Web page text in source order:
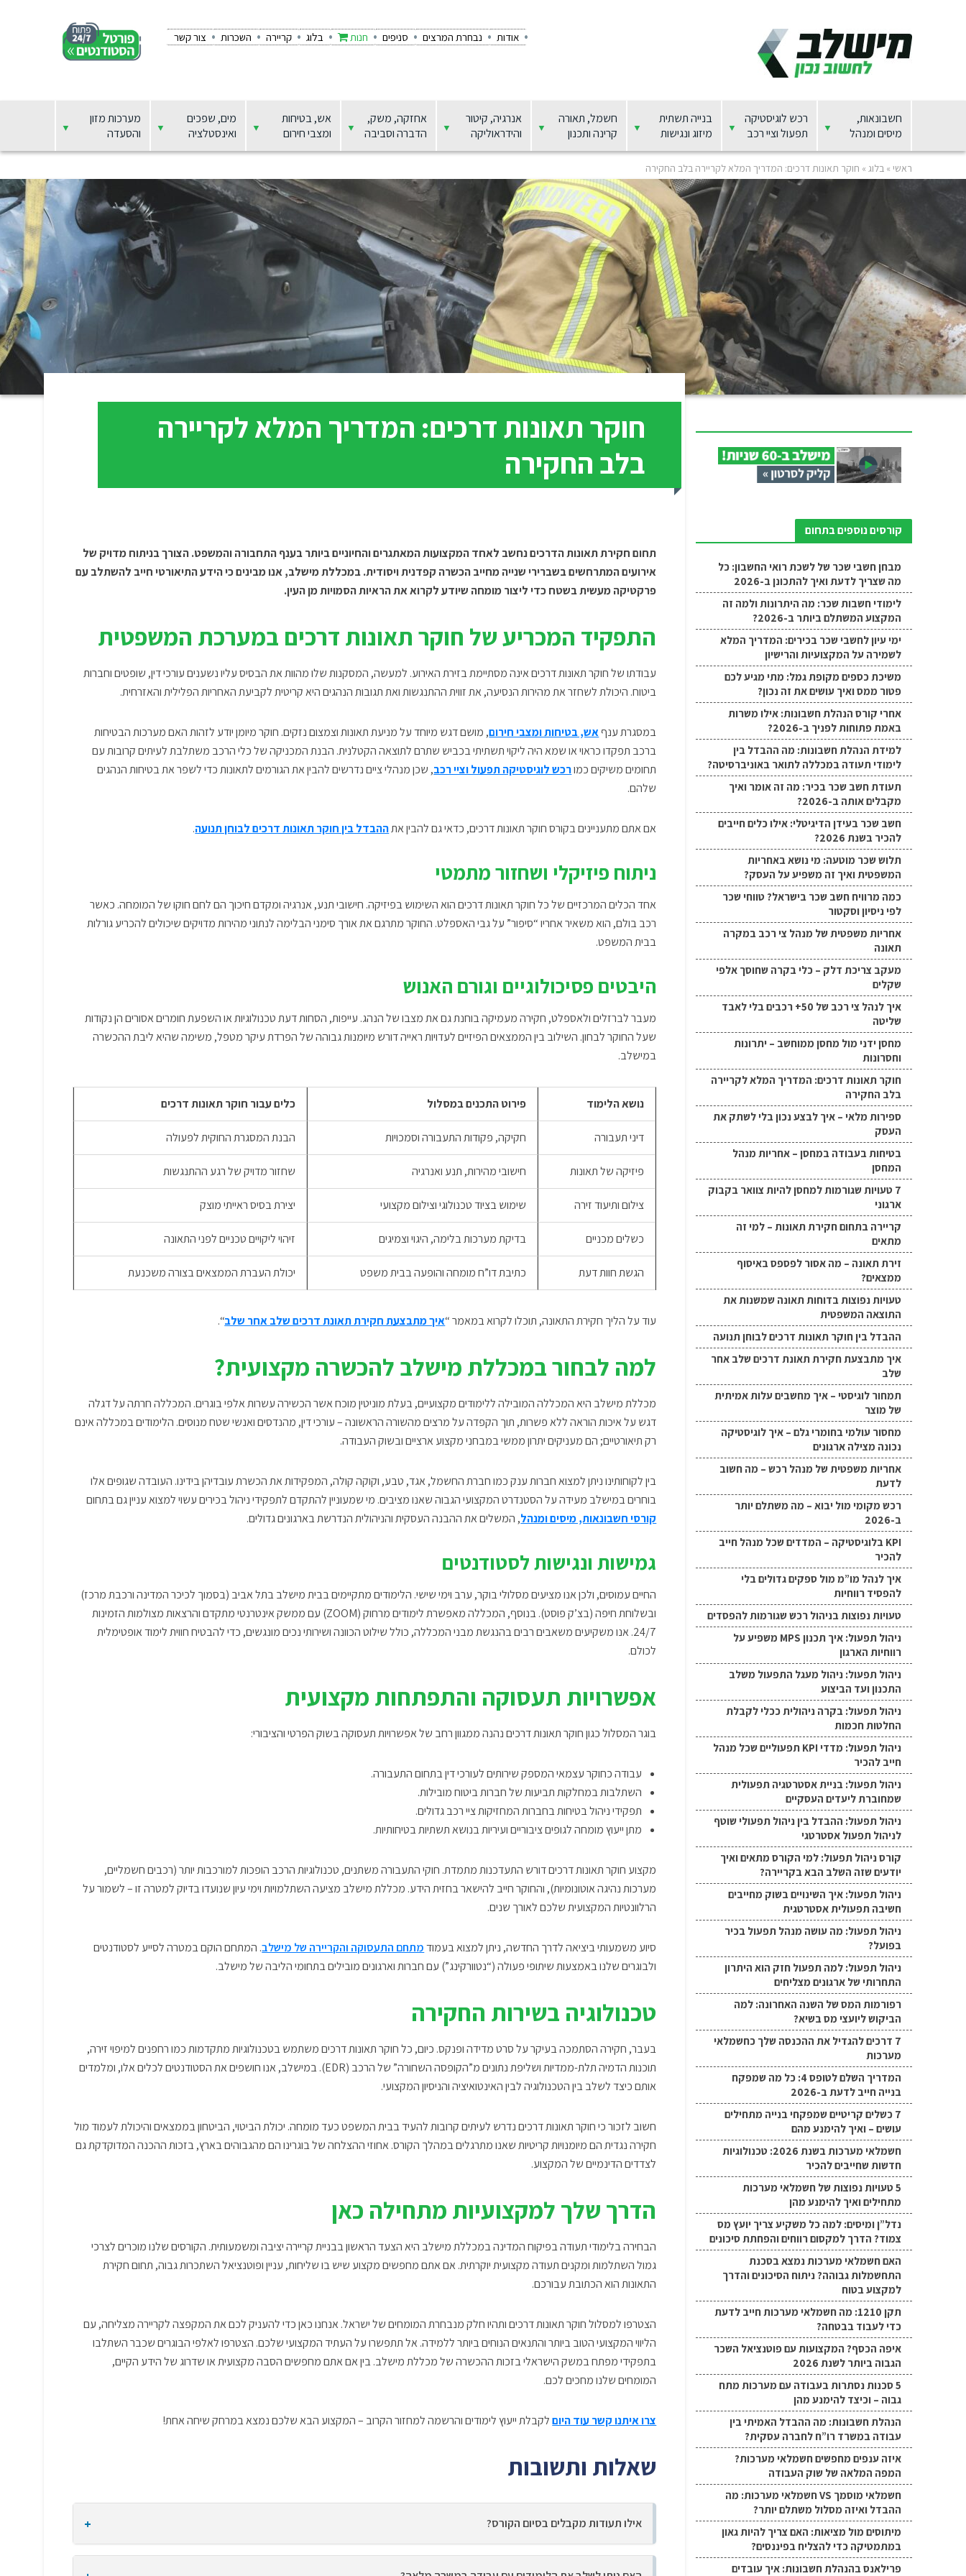
אודות נבחרת המרצים סניפים חנות בלוג קריירה השכרות צור קשר
חשבונאות,
מיסים ומנהל
רכש לוגיסטיקה
תפעול וציי רכב
בנייה תשתית
מיזוג ונגישות
חשמל, תאורה
קרינה ותכנון
אנרגיה, קיטור
והידראוליקה
אחזקה, משק,
הדברה וסביבה
אש, בטיחות
ומצבי חירום
מים, שפכים
ואינסטלציה
מערכות מזון
והסעדה
ראשי »בלוג » חוקר תאונות דרכים: המדריך המלא לקריירה בלב החקירה
קורסים נוספים בתחום
מבחן חשבי שכר של לשכת רואי החשבון: כל
מה שצריך לדעת ואיך להתכונן ב-2026
לימודי חשבות שכר: מה היתרונות ולמה זה
המקצוע המשתלם ביותר ב-2026?
ימי עיון לחשבי שכר בכירים: המדריך המלא
לשמירה על המקצועיות והרישיון
משיכת כספים מקופת גמל: מתי מגיע לכם
פטור ממס ואיך עושים את זה נכון?
אחרי קורס הנהלת חשבונות: אילו משרות
באמת פתוחות לפניך ב-2026?
למידת הנהלת חשבונות: מה ההבדל בין
לימודי תעודה במכללה לתואר באוניברסיטה?
תעודת חשב שכר בכיר: מה זה אומר ואיך
מקבלים אותה ב-2026?
חשב שכר בעידן הדיגיטלי: אילו כלים חייבים
להכיר בשנת 2026?
תלוש שכר מוטעה: מי נושא באחריות
המשפטית ואיך זה משפיע על העסק?
כמה מרוויח חשב שכר בישראל? טווחי שכר
לפי ניסיון וסקטור
אחריות משפטית של מנהל צי רכב במקרה
תאונה
מעקב צריכת דלק – כלי בקרה שחוסך אלפי
שקלים
איך לנהל צי רכב של 50+ רכבים בלי לאבד
שליטה
מחסן ידני מול מחסן ממוחשב – יתרונות
וחסרונות
חוקר תאונות דרכים: המדריך המלא לקריירה
בלב החקירה
ספירות מלאי – איך לבצע נכון בלי לשתק את
העסק
בטיחות בעבודה במחסן – אחריות מנהל
המחסן
7 טעויות שגורמות למחסן להיות צוואר בקבוק
ארגוני
קריירה בתחום חקירת תאונות – למי זה
מתאים
זירת תאונה – מה אסור לפספס באיסוף
ממצאים?
טעויות נפוצות בדוחות תאונה שמשנות את
התוצאה המשפטית
ההבדל בין חוקר תאונות דרכים לבוחן תנועה
איך מתבצעת חקירת תאונת דרכים שלב אחר
שלב
תמחור לוגיסטי – איך מחשבים עלות אמיתית
של מוצר
מחסור עולמי בחומרי גלם – איך לוגיסטיקה
נכונה מצילה ארגונים
אחריות משפטית של מנהל רכש – מה חשוב
לדעת
רכש מקומי מול יבוא – מה משתלם יותר
ב-2026
KPI בלוגיסטיקה – המדדים שכל מנהל חייב
להכיר
איך לנהל מו”מ מול ספקים גדולים בלי
להפסיד רווחיות
טעויות נפוצות בניהול רכש שגורמות להפסדים
ניהול תפעול: איך תכנון MPS משפיע על
רווחיות הארגון
ניהול תפעול: ניהול מעגל התפעול משלב
התכנון ועד הביצוע
ניהול תפעול: בקרה ניהולית ככלי לקבלת
החלטות חכמות
ניהול תפעול: מדדי KPI תפעוליים שכל מנהל
חייב להכיר
ניהול תפעול: בניית אסטרטגיה תפעולית
שמחוברת ליעדים העסקיים
ניהול תפעול: ההבדל בין ניהול תפעולי שוטף
לניהול תפעול אסטרטגי
קורס ניהול תפעול: למי הקורס מתאים ואיך
יודעים שזה השלב הבא בקריירה?
ניהול תפעול: איך השינויים בשוק מחייבים
חשיבה תפעולית אסטרטגית
ניהול תפעול: מה עושה מנהל תפעול בכיר
בפועל?
ניהול תפעול: למה תפעול חזק הוא היתרון
התחרותי של ארגונים מצליחים
רפורמות המס של השנה האחרונה: למה
הביקוש ליועצי מס בשיא?
7 דרכים להגדיל את ההכנסה שלך כחשמלאי
מערכות
המדריך השלם לטופס 4: כל מה שמפקח
בנייה חייב לדעת ב-2026
7 כשלים קריטיים שמפקחי בנייה מתחילים
עושים – ואיך להימנע מהם
חשמלאי מערכות בשנת 2026: טכנולוגיות
חדשות שחייבים להכיר
5 טעויות נפוצות של חשמלאי מערכות
מתחילים ואיך להימנע מהן
נדל”ן ומיסים: למה כל משקיע צריך יועץ מס
צמוד? הדרך למקסום רווחים והפחתת סיכונים
האם חשמלאי מערכות נמצא בסכנת
התחשמלות גבוהה? ניתוח הסיכונים והדרך
למקצוע בטוח
תקן 1210: מה חשמלאי מערכות חייב לדעת
כדי לעבוד בבטחה?
איפה הכסף? המקצועות עם פוטנציאל השכר
הגבוה ביותר לשנת 2026
5 סכנות נסתרות בעבודה עם מערכות מתח
גבוה – וכיצד להימנע מהן
הנהלת חשבונות: מה ההבדל האמיתי בין
עבודה במשרד רו”ח לחברה עסקית?
איזה ענפים מחפשים חשמלאי מערכות?
המפה המלאה של שוק העבודה
חשמלאי מוסמך VS חשמלאי מערכות: מה
ההבדל ואיזה מסלול משתלם יותר?
מיתוסים מול מציאות: האם צריך להיות גאון
במתמטיקה כדי להצליח בפיננסים?
פרילאנס בהנהלת חשבונות: איך עובדים
חוקר תאונות דרכים: המדריך המלא לקריירה
בלב החקירה
תחום חקירת תאונות הדרכים נחשב לאחד המקצועות המאתגרים והחיוניים ביותר בענף התחבורה והמשפט. הצורך בניתוח מדויק של
אירועים המתרחשים בשברירי שנייה מחייב הכשרה קפדנית ויסודית. במכללת מישלב, אנו מבינים כי הידע התיאורטי חייב להשתלב עם
פרקטיקה מעשית בשטח כדי ליצור מומחה שיודע לקרוא את הראיות הסמויות מן העין.
התפקיד המכריע של חוקר תאונות דרכים במערכת המשפטית
עבודתו של חוקר תאונות דרכים אינה מסתיימת בזירת האירוע. למעשה, המסקנות שלו מהוות את הבסיס עליו נשענים עורכי דין, שופטים וחברות
ביטוח. היכולת לשחזר את מהירות הנסיעה, את זווית ההתנגשות ואת תגובות הנהגים היא קריטית לקביעת האחריות הפלילית והאזרחית.
במסגרת ענףאש, בטיחות ומצבי חירום, מושם דגש מיוחד על מניעת תאונות וצמצום נזקים. חוקר מיומן יודע לזהות האם מערכות הבטיחות
ברכב תפקדו כראוי או שמא היה ליקוי תשתיתי בכביש שתרם לתוצאה הקטלנית. הבנת המכניקה של כלי הרכב משתלבת לעיתים קרובות עם
תחומים משיקים כמורכש לוגיסטיקה תפעול וציי רכב, שכן מנהלי ציים נדרשים להבין את הגורמים לתאונות כדי לשפר את בטיחות הנהגים
שלהם.
אם אתם מתעניינים בקורס חוקר תאונות דרכים, כדאי גם להבין אתההבדל בין חוקר תאונות דרכים לבוחן תנועה.
ניתוח פיזיקלי ושחזור מתמטי
אחד הכלים המרכזיים של כל חוקר תאונות דרכים הוא השימוש בפיזיקה. חישובי תנע, אנרגיה ומקדם חיכוך הם לחם חוקו של המומחה. כאשר
רכב בולם, הוא משאיר אחריו “סיפור” על גבי האספלט. החוקר מתרגם את אורך סימני הבלימה לנתוני מהירות מדויקים שיכולים להכריע גורלות
בבית המשפט.
היבטים פסיכולוגיים וגורם האנוש
מעבר לברזלים ולאספלט, חקירה מעמיקה בוחנת גם את מצבו של הנהג. עייפות, הסחות דעת טכנולוגיות או השפעת חומרים אסורים הן נקודות
שעל החוקר לבחון. השילוב בין הממצאים הפיזיים לעדויות ראייה דורש מיומנות גבוהה של הפרדת עיקר מטפל, משימה שהיא ליבת ההכשרה
במישלב.
נושא הלימוד פירוט התכנים במסלול כלים עבור חוקר תאונות דרכים
דיני תעבורה חקיקה, פקודות התעבורה וסמכויות הבנת המסגרת החוקית לפעולה
פיזיקה של תאונות חישובי מהירות, תנע ואנרגיה שחזור מדויק של רגע ההתנגשות
צילום ותיעוד זירה שימוש בציוד טכנולוגי וצילום מקצועי יצירת בסיס ראייתי מוצק
כשלים מכניים בדיקת מערכות בלימה, היגוי וצמיגים זיהוי ליקויים טכניים לפני התאונה
הגשת חוות דעת כתיבת דו”ח מומחה והופעה בבית משפט יכולת העברת הממצאים בצורה משכנעת
עוד על הליך חקירת התאונה, תוכלו לקרוא במאמר “איך מתבצעת חקירת תאונת דרכים שלב אחר שלב“.
למה לבחור במכללת מישלב להכשרה מקצועית?
מכללת מישלב היא המכללה המובילה ללימודים מקצועיים, בעלת מוניטין מוכח אשר הכשירה עשרות אלפי בוגרים. המכללה חרתה על דגלה
דגש על איכות הוראה ללא פשרות, תוך הקפדה על מרצים מהשורה הראשונה – עורכי דין, מהנדסים ואנשי שטח מנוסים. הלימודים במכללה אינם
רק תיאורטיים; הם מעניקים יתרון ממשי במבחני מקצוע ארציים ובשוק העבודה.
בין לקוחותינו ניתן למצוא חברות ענק כמו חברת החשמל, אגד, טבע, וקוקה קולה, המפקידות את הכשרת עובדיהן בידינו. העובדה שגופים אלו
בוחרים במישלב מעידה על הסטנדרט המקצועי הגבוה שאנו מציבים. מי שמעוניין להתקדם לתפקידי ניהול בכירים עשוי למצוא עניין גם בתחום
קורסי חשבונאות, מיסים ומנהל, המשלים את ההבנה העסקית והניהולית הנדרשת בארגונים גדולים.
גמישות ונגישות לסטודנטים
החיים עמוסים, ולכן אנו מציעים מסלולי בוקר, ערב וימי שישי. הלימודים מתקיימים בבית מישלב בתל אביב (בסמוך לכיכר המדינה ורכבת מרכז)
ובשלוחת חיפה (בצ’ק פוסט). בנוסף, המכללה מאפשרת לימודים מרחוק (ZOOM) עם ממשק אינטרנטי מתקדם והרצאות מצולמות הזמינות
24/7. אנו משקיעים משאבים רבים בהנגשת מבני המכללה, כולל שילוט הכוונה ושירותי נכים מונגשים, כדי להבטיח חווית לימוד אופטימלית
לכולם.
אפשרויות תעסוקה והתפתחות מקצועית
בוגר המסלול כגון חוקר תאונות דרכים נהנה ממגוון רחב של אפשרויות תעסוקה בשוק הפרטי והציבורי:
עבודה כחוקר עצמאי המספק שירותים לעורכי דין בתחום התעבורה.
השתלבות במחלקות תביעות של חברות ביטוח מובילות.
תפקידי ניהול בטיחות בחברות המחזיקות ציי רכב גדולים.
מתן ייעוץ מומחה לגופים ציבוריים ועיריות בנושא תשתיות בטיחותיות.
מקצוע חוקר תאונות דרכים דורש התעדכנות מתמדת. חוקי התעבורה משתנים, טכנולוגיות הרכב הופכות למורכבות יותר (רכבים חשמליים,
מערכות נהיגה אוטונומיות), והחוקר חייב להישאר בחזית הידע. מכללת מישלב מציעה השתלמויות וימי עיון שנועדו בדיוק למטרה זו – לשמור על
הרלוונטיות המקצועית שלכם לאורך שנים.
סיוע משמעותי ביציאה לדרך החדשה, ניתן למצוא בעמודמתחם התעסוקה והקריירה של מישלב. המתחם הוקם במטרה לסייע לסטודנטים
ולבוגרים שלנו באמצעות שיתופי פעולה (“נטוורקינג”) עם חברות וארגונים מובילים בתחומי הליבה של מישלב.
טכנולוגיה בשירות החקירה
בעבר, חקירה הסתמכה בעיקר על סרט מדידה ופנקס. כיום, כל חוקר תאונות דרכים משתמש בטכנולוגיות מתקדמות כמו רחפנים למיפוי זירה,
תוכנות הדמיה תלת-ממדיות ושליפת נתונים מ”הקופסה השחורה” של הרכב (EDR). במישלב, אנו חושפים את הסטודנטים לכלים אלו, ומלמדים
אותם כיצד לשלב בין הטכנולוגיה לבין האינטואיציה והניסיון המקצועי.
חשוב לזכור כי חוקר תאונות דרכים נדרש לעיתים קרובות להעיד בבית המשפט כעד מומחה. יכולת הביטוי, הביטחון בממצאים והיכולת לעמוד מול
חקירה נגדית הם מיומנויות קריטיות שאנו מתרגלים במהלך הקורס. אחוזי ההצלחה של בוגרינו הם מהגבוהים בארץ, בזכות ההכנה המדוקדקת גם
לצדדים הדינמיים של המקצוע.
הדרך שלך למקצועיות מתחילה כאן
הבחירה בלימודי תעודה בפיקוח המדינה במכללת מישלב היא הצעד הראשון בבניית קריירה יציבה ומשמעותית. הקורסים שלנו מוכרים לצרכי
גמול השתלמות ומקנים תעודה מקצועית יוקרתית. אם אתם מחפשים מקצוע שיש בו שליחות, עניין ופוטנציאל השתכרות גבוה, תחום חקירת
התאונות הוא הכתובת עבורכם.
הצטרפו למסלול חוקר תאונות דרכים ותהיו חלק מנבחרת המומחים של ישראל. אנחנו כאן כדי להעניק לכם את המקפצה לקריירה מצליחה, עם
הליווי המקצועי הטוב ביותר והתנאים הנוחים ביותר ללמידה. אל תתפשרו על העתיד המקצועי שלכם. הצטרפו לאלפי הבוגרים שכבר השתלבו
בתפקידי מפתח במשק הישראלי בזכות ההכשרה של מכללת מישלב. בין אם אתם מחפשים הסבה מקצועית או שדרוג של הידע הקיים,
המומחים שלנו מחכים לכם.
צרו איתנו קשר עוד היום לקבלת ייעוץ לימודים והרשמה למחזור הקרוב – המקצוע הבא שלכם נמצא במרחק שיחה אחת!
שאלות ותשובות
אילו תעודות מקבלים בסיום הקורס?